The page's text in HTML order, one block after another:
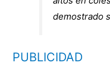
demostrado
PUBLICIDAD